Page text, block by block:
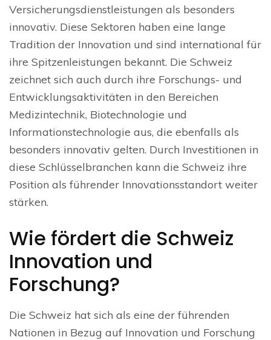
Versicherungsdienstleistungen als besonders
innovativ. Diese Sektoren haben eine lange
Tradition der Innovation und sind international für
ihre Spitzenleistungen bekannt. Die Schweiz
zeichnet sich auch durch ihre Forschungs- und
Entwicklungsaktivitäten in den Bereichen
Medizintechnik, Biotechnologie und
Informationstechnologie aus, die ebenfalls als
besonders innovativ gelten. Durch Investitionen in
diese Schlüsselbranchen kann die Schweiz ihre
Position als führender Innovationsstandort weiter
stärken.
Wie fördert die Schweiz
Innovation und
Forschung?
Die Schweiz hat sich als eine der führenden
Nationen in Bezug auf Innovation und Forschung